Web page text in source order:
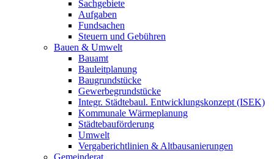
Sachgebiete
Aufgaben
Fundsachen
Steuern und Gebühren
Bauen & Umwelt
Bauamt
Bauleitplanung
Baugrundstücke
Gewerbegrundstücke
Integr. Städtebaul. Entwicklungskonzept (ISEK)
Kommunale Wärmeplanung
Städtebauförderung
Umwelt
Vergaberichtlinien & Altbausanierungen
Gemeinderat